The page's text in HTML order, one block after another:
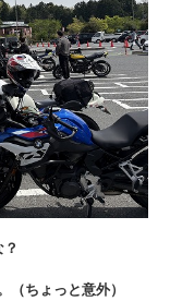
ちょっと意外）